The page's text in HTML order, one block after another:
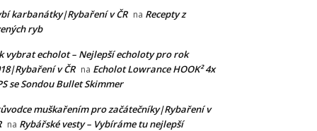
karbanátky|Rybaření v ČR na Recepty z
ryb
vybrat echolot – Nejlepší echoloty pro rok
v ČR na Echolot Lowrance HOOK² 4x
se Sondou Bullet Skimmer
muškařením pro začátečníky|Rybaření v
na Rybářské vesty – Vybíráme tu nejlepší